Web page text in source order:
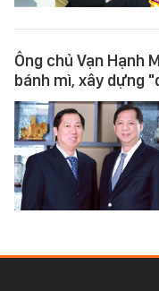
Ông chủ Vạn Hạnh
bánh mì, xây dựng